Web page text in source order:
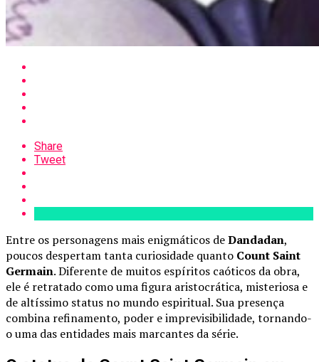
Share
Tweet
Entre os personagens mais enigmáticos deDandadan,
poucos despertam tanta curiosidade quanto Count Saint
Germain. Diferente de muitos espíritos caóticos da obra,
ele é retratado como uma figura aristocrática, misteriosa e
de altíssimo status no mundo espiritual. Sua presença
combina refinamento, poder e imprevisibilidade, tornando-
o uma das entidades mais marcantes da série.